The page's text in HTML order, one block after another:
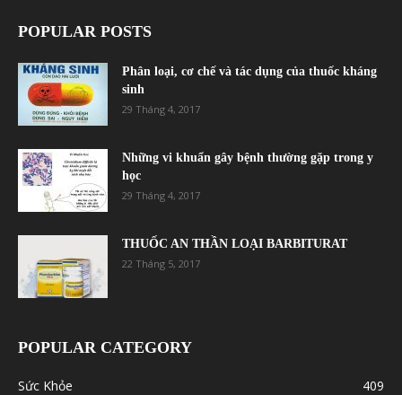
POPULAR POSTS
Phân loại, cơ chế và tác dụng của thuốc kháng
sinh
29 Tháng 4, 2017
Những vi khuẩn gây bệnh thường gặp trong y
học
29 Tháng 4, 2017
THUỐC AN THẦN LOẠI BARBITURAT
22 Tháng 5, 2017
POPULAR CATEGORY
Sức Khỏe
409